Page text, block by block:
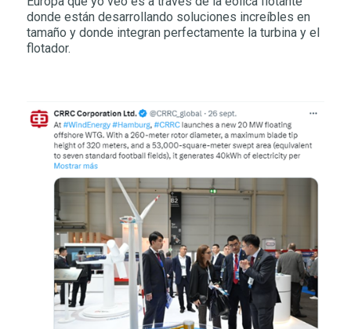
donde están desarrollando soluciones increíbles en
tamaño y donde integran perfectamente la turbina y el
flotador.